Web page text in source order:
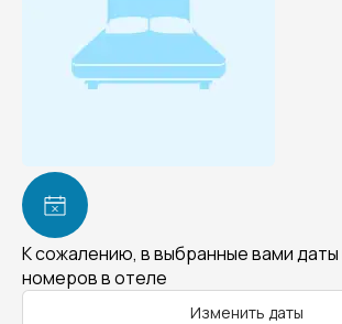
К сожалению, в выбранные вами
номеров в отеле
Изменить даты